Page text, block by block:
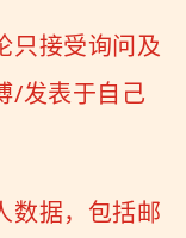
只接受询问及
/发表于自己
数据，包括邮